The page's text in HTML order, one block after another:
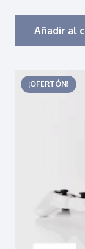
era:
Añadir al
¡OFERTÓN!